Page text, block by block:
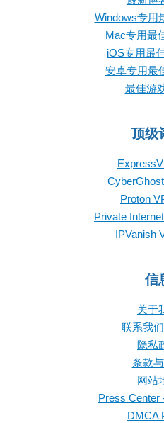
Windows专用
Mac专用最
iOS专用最
安卓专用最
最佳游
顶级
Proton
Private
IPVanish
信
关于
联系我
隐私
条款
网站
Press Center
DMCA